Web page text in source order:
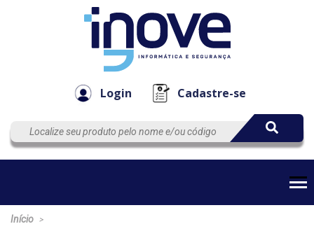
Login Cadastre-se
EmpresaAutomação
Início >